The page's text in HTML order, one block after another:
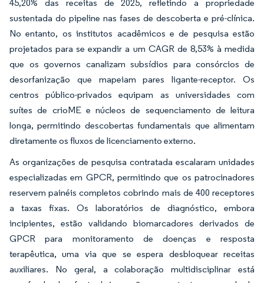
45,20% das receitas de 2025, refletindo a propriedade
sustentada do pipeline nas fases de descoberta e pré-clínica.
No entanto, os institutos acadêmicos e de pesquisa estão
projetados para se expandir a um CAGR de 8,53% à medida
que os governos canalizam subsídios para consórcios de
desorfanização que mapeiam pares ligante-receptor. Os
centros público-privados equipam as universidades com
suítes de crioME e núcleos de sequenciamento de leitura
longa, permitindo descobertas fundamentais que alimentam
diretamente os fluxos de licenciamento externo.
As organizações de pesquisa contratada escalaram unidades
especializadas em GPCR, permitindo que os patrocinadores
reservem painéis completos cobrindo mais de 400 receptores
a taxas fixas. Os laboratórios de diagnóstico, embora
incipientes, estão validando biomarcadores derivados de
GPCR para monitoramento de doenças e resposta
terapêutica, uma via que se espera desbloquear receitas
auxiliares. No geral, a colaboração multidisciplinar está